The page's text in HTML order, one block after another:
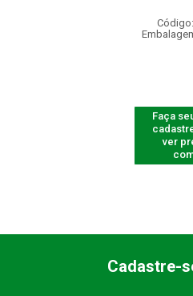
Faça
ver
Cadastre-